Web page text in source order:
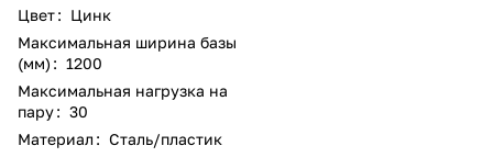
Цвет: Цинк
Максимальная ширина базы
(мм) : 1200
Максимальная нагрузка на
пару: 30
Материал : Сталь/пластик